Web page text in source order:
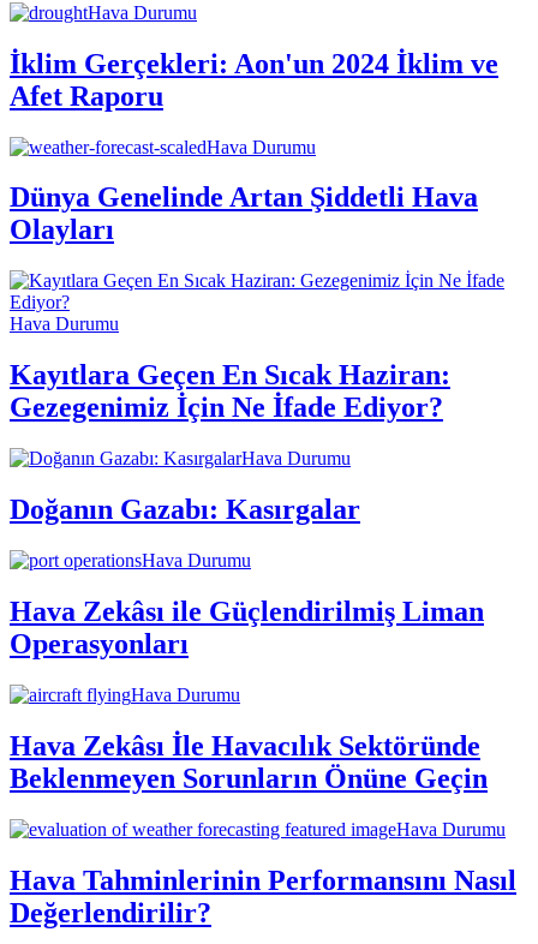
Hava Durumu
İklim Gerçekleri: Aon'un 2024 İklim ve
Afet Raporu
Hava Durumu
Dünya Genelinde Artan Şiddetli Hava
Olayları
Hava Durumu
Kayıtlara Geçen En Sıcak Haziran:
Gezegenimiz İçin Ne İfade Ediyor?
Hava Durumu
Doğanın Gazabı: Kasırgalar
Hava Durumu
Hava Zekâsı ile Güçlendirilmiş Liman
Operasyonları
Hava Durumu
Hava Zekâsı İle Havacılık Sektöründe
Beklenmeyen Sorunların Önüne Geçin
Hava Durumu
Hava Tahminlerinin Performansını Nasıl
Değerlendirilir?